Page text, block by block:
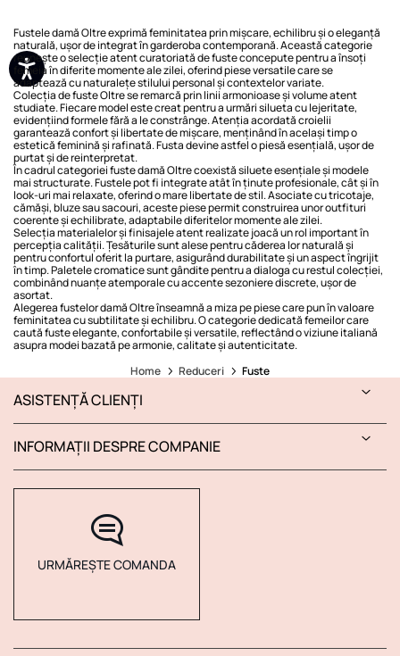
Fustele damă Oltre exprimă feminitatea prin mișcare, echilibru și o eleganță
naturală, ușor de integrat în garderoba contemporană. Această categorie
reunește o selecție atent curatoriată de fuste concepute pentru a însoți
femeia în diferite momente ale zilei, oferind piese versatile care se
adaptează cu naturalețe stilului personal și contextelor variate.
Colecția de fuste Oltre se remarcă prin linii armonioase și volume atent
studiate. Fiecare model este creat pentru a urmări silueta cu lejeritate,
evidențiind formele fără a le constrânge. Atenția acordată croielii
garantează confort și libertate de mișcare, menținând în același timp o
estetică feminină și rafinată. Fusta devine astfel o piesă esențială, ușor de
purtat și de reinterpretat.
În cadrul categoriei fuste damă Oltre coexistă siluete esențiale și modele
mai structurate. Fustele pot fi integrate atât în ținute profesionale, cât și în
look-uri mai relaxate, oferind o mare libertate de stil. Asociate cu tricotaje,
cămăși, bluze sau sacouri, aceste piese permit construirea unor outfituri
coerente și echilibrate, adaptabile diferitelor momente ale zilei.
Selecția materialelor și finisajele atent realizate joacă un rol important în
percepția calității. Țesăturile sunt alese pentru căderea lor naturală și
pentru confortul oferit la purtare, asigurând durabilitate și un aspect îngrijit
în timp. Paletele cromatice sunt gândite pentru a dialoga cu restul colecției,
combinând nuanțe atemporale cu accente sezoniere discrete, ușor de
asortat.
Alegerea fustelor damă Oltre înseamnă a miza pe piese care pun în valoare
feminitatea cu subtilitate și echilibru. O categorie dedicată femeilor care
caută fuste elegante, confortabile și versatile, reflectând o viziune italiană
asupra modei bazată pe armonie, calitate și autenticitate.
Home
Reduceri Fuste
ASISTENȚĂ CLIENȚI
INFORMAȚII DESPRE COMPANIE
URMĂREȘTE COMANDA